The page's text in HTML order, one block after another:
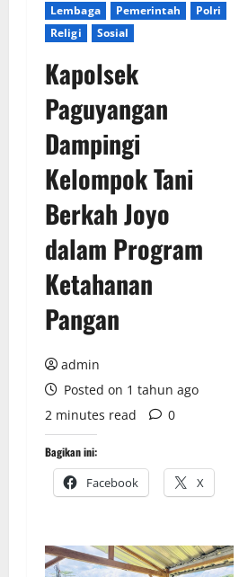
Lembaga
Pemerintah
Polri
Religi
Sosial
Kapolsek
Paguyangan
Dampingi
Kelompok Tani
Berkah Joyo
dalam Program
Ketahanan
Pangan
admin
Posted on 1 tahun ago
2 minutes read
0
Bagikan ini:
Facebook X